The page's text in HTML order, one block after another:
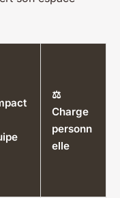
⚖️
Charge
personn
elle